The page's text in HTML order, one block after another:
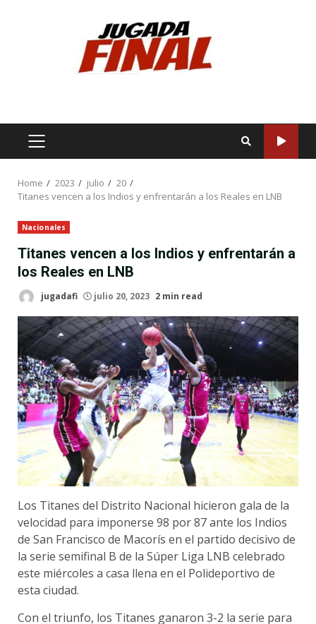
PRIMARY
Home 2023 julio
20
Titanes vencen a los Indios y enfrentarán a los Reales en LNB
Nacionales
Titanes vencen a los Indios y enfrentarán a
los Reales en LNB
jugadafi julio 20, 2023 2 min read
Los Titanes del Distrito Nacional hicieron gala de la
velocidad para imponerse 98 por 87 ante los Indios
de San Francisco de Macorís en el partido decisivo de
la serie semifinal B de la Súper Liga LNB celebrado
este miércoles a casa llena en el Polideportivo de
esta ciudad.
Con el triunfo, los Titanes ganaron 3-2 la serie para